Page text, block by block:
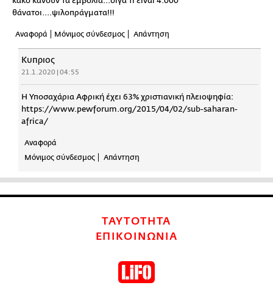
θάνατοι....ψιλοπράγματα!!!
Αναφορά Μόνιμος σύνδεσμος Απάντηση
Κυπριος
21.1.2020 | 04:55
Η Υποσαχάρια Αφρική έχει 63% χριστιανική πλειοψηφία:
https://www.pewforum.org/2015/04/02/sub-saharan-
africa/
Αναφορά
Μόνιμος σύνδεσμος
Απάντηση
ΤΑΥΤΟΤΗΤΑ
ΕΠΙΚΟΙΝΩΝΙΑ